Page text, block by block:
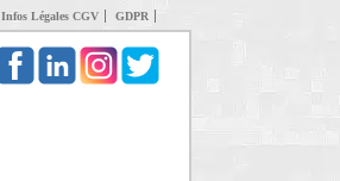
Infos Légales CGV GDPR